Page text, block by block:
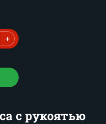
+
с рукоятью